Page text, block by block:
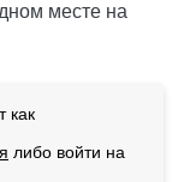
месте на
как
либо войти на